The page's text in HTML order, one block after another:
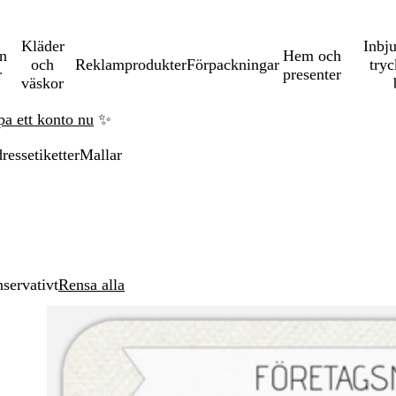
Kläder
och
väskor
ReklamprodukterFörpackningar
Hem och
presenter
ett konto nu ✨
Mallar
Rensa alla